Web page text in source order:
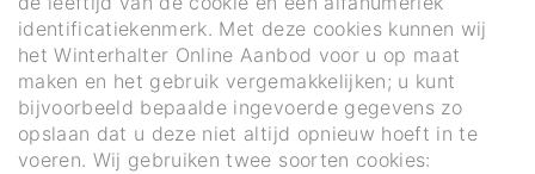
identificatiekenmerk. Met deze cookies kunnen wij
het Winterhalter Online Aanbod voor u op maat
maken en het gebruik vergemakkelijken; u kunt
bijvoorbeeld bepaalde ingevoerde gegevens zo
opslaan dat u deze niet altijd opnieuw hoeft in te
voeren. Wij gebruiken twee soorten cookies: